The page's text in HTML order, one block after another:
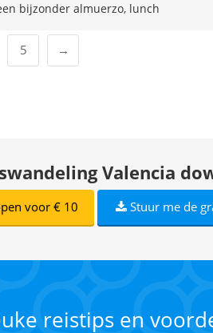
bijzonder almuerzo, lunch
5 →
Valencia
voor € 10 Stuur me de
reistips en